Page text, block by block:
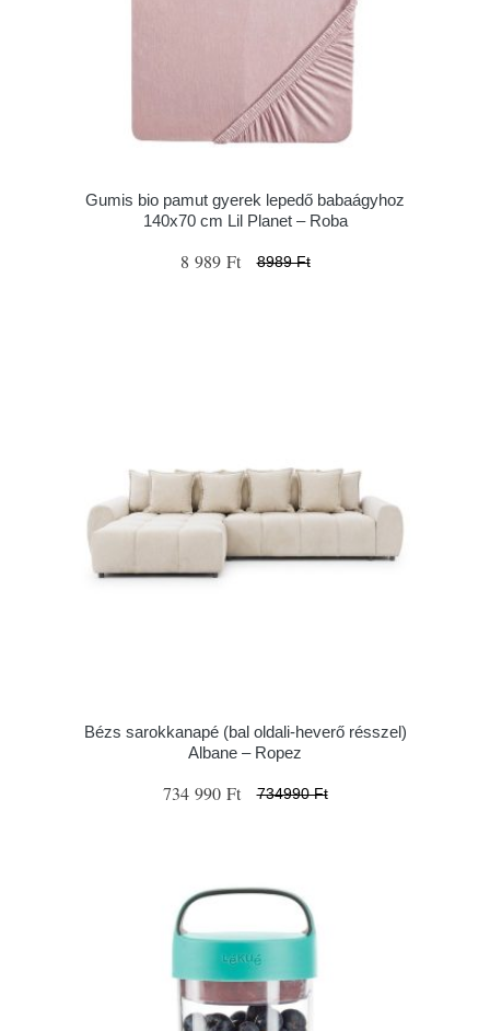
Gumis bio pamut gyerek lepedő babaágyhoz
140x70 cm Lil Planet – Roba
8 989 Ft 8989 Ft
Bézs sarokkanapé (bal oldali-heverő résszel)
Albane – Ropez
734 990 Ft 734990 Ft